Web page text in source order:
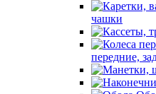
чашки
передние,